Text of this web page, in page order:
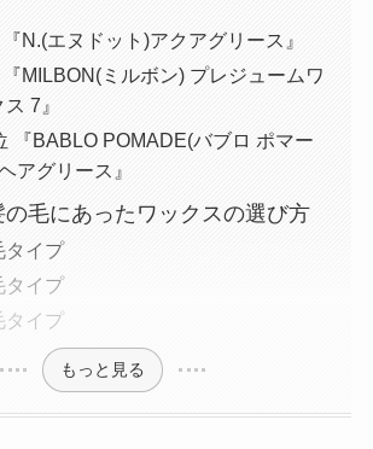
N.(エヌドット)アクアグリース』
MILBON(ミルボン) プレジュームワ
7』
『BABLO POMADE(バブロ ポマー
アグリース』
の毛にあったワックスの選び方
タイプ
タイプ
タイプ
もっと見る